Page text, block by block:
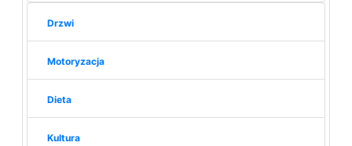
Drzwi
Motoryzacja
Dieta
Kultura